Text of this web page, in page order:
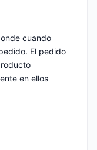
cuando
El pedido
en ellos